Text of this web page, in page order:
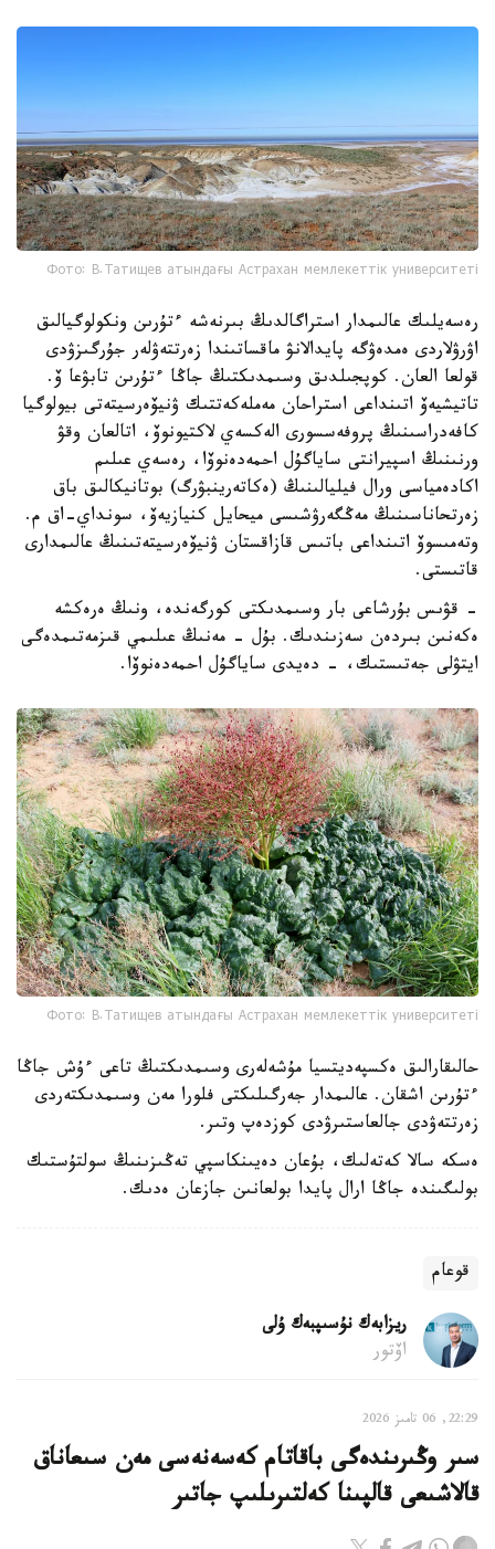
Фото: В.Татищев атындағы Астрахан мемлекеттік университеті
رەسەيلىك عالىمدار استراگالدىڭ بىرنەشە ءتۇرىن ونكولوگيالىق
اۋرۋلاردى ەمدەۋگە پايدالانۋ ماقساتىندا زەرتتەۋلەر جۇرگىزۋدى
قولعا العان. كوپجىلدىق وسىمدىكتىڭ جاڭا ءتۇرىن تابۋعا ۆ.
تاتيشيەۆ اتىنداعى استراحان مەملەكەتتىك ۋنيۆەرسيتەتى بيولوگيا
كافەدراسىنىڭ پروفەسسورى الەكسەي لاكتيونوۆ، اتالعان وقۋ
ورنىنىڭ اسپيرانتى ساياگۇل احمەدەنوۆا، رەسەي عىلىم
اكادەمياسى ورال فيليالىنىڭ (ەكاتەرينبۋرگ) بوتانيكالىق باق
زەرتحاناسىنىڭ مەڭگەرۋشىسى ميحايل كنيازيەۆ، سونداي-اق م.
وتەمىسوۆ اتىنداعى باتىس قازاقستان ۋنيۆەرسيتەتىنىڭ عالىمدارى
قاتىستى.
- قۋىس بۇرشاعى بار وسىمدىكتى كورگەندە، ونىڭ ەرەكشە
ەكەنىن بىردەن سەزىندىك. بۇل - مەنىڭ عىلىمي قىزمەتىمدەگى
ايتۋلى جەتىستىك، - دەيدى ساياگۇل احمەدەنوۆا.
Фото: В.Татищев атындағы Астрахан мемлекеттік университеті
حالىقارالىق ەكسپەديتسيا مۇشەلەرى وسىمدىكتىڭ تاعى ءۇش جاڭا
ءتۇرىن اشقان. عالىمدار جەرگىلىكتى فلورا مەن وسىمدىكتەردى
زەرتتەۋدى جالعاستىرۋدى كوزدەپ وتىر.
ەسكە سالا كەتەلىك، بۇعان دەيىنكاسپي تەڭىزىنىڭ سولتۇستىك
بولىگىندە جاڭا ارال پايدا بولعانىن جازعان ەدىك.
قوعام
ريزابەك نۇسىپبەك ۇلى
اۆتور
22:29, 06 تامىز 2026
سىر وڭىرىندەگى باقاتام كەسەنەسى مەن سىعاناق
قالاشىعى قالپىنا كەلتىرىلىپ جاتىر